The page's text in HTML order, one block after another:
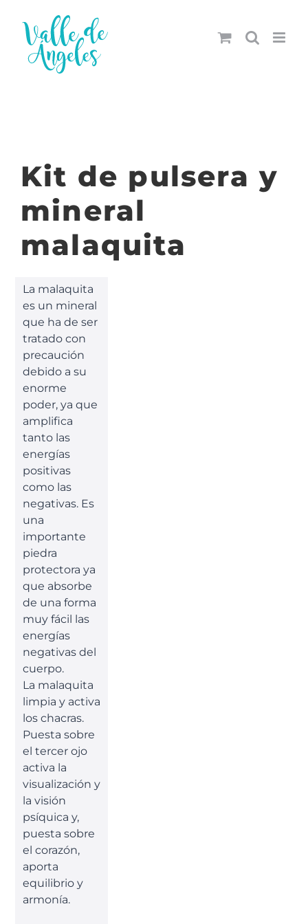
contenido
Kit de pulsera y
mineral
malaquita
La malaquita
es un mineral
que ha de ser
tratado con
precaución
debido a su
enorme
poder, ya que
amplifica
tanto las
energías
positivas
como las
negativas. Es
una
importante
piedra
protectora ya
que absorbe
de una forma
muy fácil las
energías
negativas del
cuerpo.
La malaquita
limpia y activa
los chacras.
Puesta sobre
el tercer ojo
activa la
visualización y
la visión
psíquica y,
puesta sobre
el corazón,
aporta
equilibrio y
armonía.